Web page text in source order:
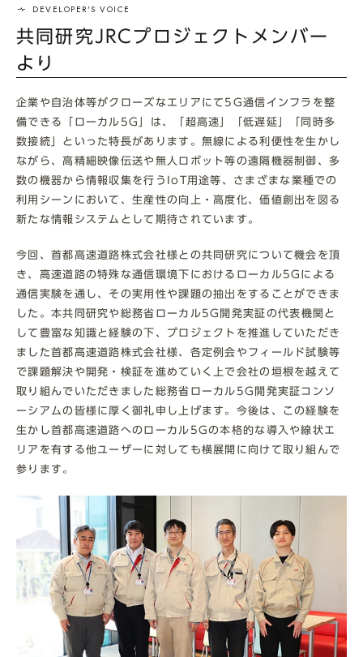
共同研究JRCプロジェクトメンバー
より
企業や自治体等がクローズなエリアにて5G通信インフラを整
備できる「ローカル5G」は、「超高速」「低遅延」「同時多
数接続」といった特長があります。無線による利便性を生かし
ながら、高精細映像伝送や無人ロボット等の遠隔機器制御、多
数の機器から情報収集を行う
IoT 用途等、さまざまな業種での
利用シーンにおいて、生産性の向上・高度化、価値創出を図る
新たな情報システムとして期待されています。
今回、首都高速道路株式会社様との共同研究について機会を頂
き、高速道路の特殊な通信環境下におけるローカル5Gによる
通信実験を通し、その実用性や課題の抽出をすることができま
した。本共同研究や総務省ローカル5G 開発実証の代表機関と
して豊富な知識と経験の下、プロジェクトを推進していただき
ました首都高速道路株式会社様、各定例会やフィールド試験等
で課題解決や開発・検証を進めていく上で会社の垣根を越えて
取り組んでいただきました総務省ローカル5G開発実証コンソ
ーシアムの皆様に厚く御礼申し上げます。今後は、この経験を
生かし首都高速道路へのローカル5Gの本格的な導入や線状エ
リアを有する他ユーザーに対しても横展開に向けて取り組んで
参ります。